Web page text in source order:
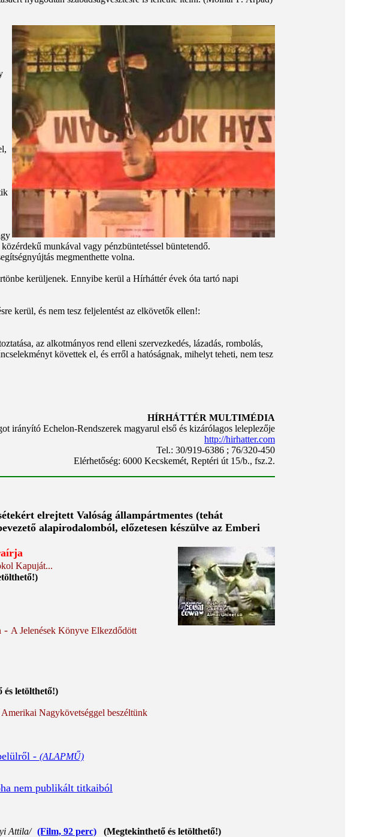
munkával vagy pénzbüntetéssel büntetendő.
megmenthette volna.
kerüljenek. Ennyibe kerül a Hírháttér évek óta tartó napi
kerül, és nem tesz feljelentést az elkövetők ellen!:
az alkotmányos rend elleni szervezkedés, lázadás, rombolás,
követtek el, és erről a hatóságnak, mihelyt teheti, nem tesz
HÍRHÁTTÉR MULTIMÉDIA
irányító Echelon-Rendszerek magyarul első és kizárólagos leleplezője
http://hirhatter.com
Tel.: 30/919-6386 ; 76/320-450
Elérhetőség: 6000 Kecskemét, Reptéri út 15/b., fsz.2.
elrejtett Valóság állampártmentes (tehát
alapirodalomból, előzetesen készülve az Emberi
Kapuját...
- A Jelenések Könyve Elkezdődött
letölthető!)
Nagykövetséggel beszéltünk
- (ALAPMŰ)
nem publikált titkaiból
Attila/ (Film, 92 perc) (Megtekinthető és letölthető!)